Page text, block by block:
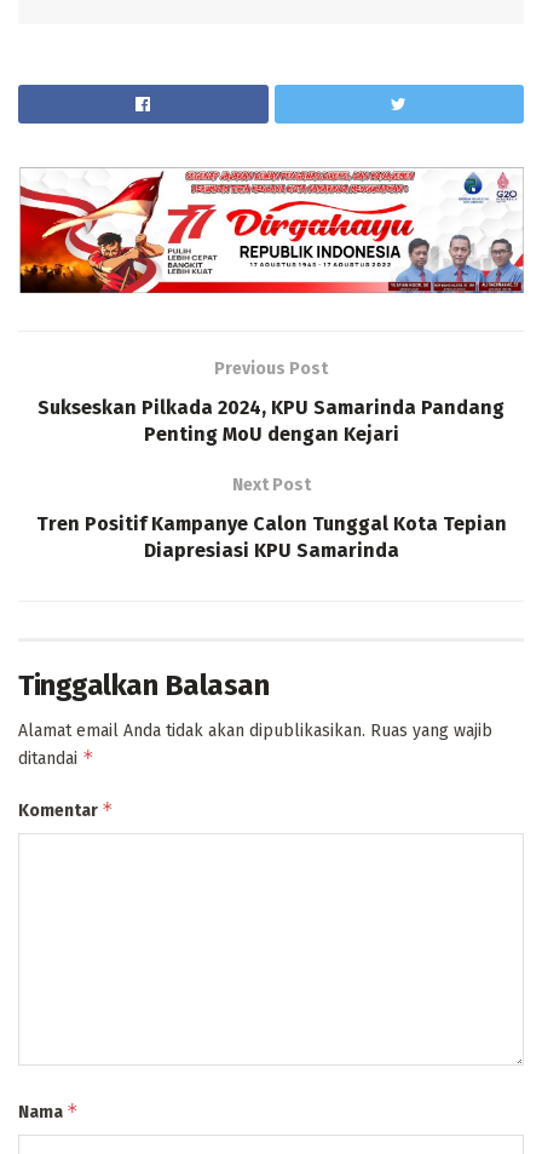
Previous Post
Sukseskan Pilkada 2024, KPU Samarinda Pandang
Penting MoU dengan Kejari
Next Post
Tren Positif Kampanye Calon Tunggal Kota Tepian
Diapresiasi KPU Samarinda
Tinggalkan Balasan
Alamat email Anda tidak akan dipublikasikan. Ruas yang wajib
ditandai *
Komentar *
Nama *